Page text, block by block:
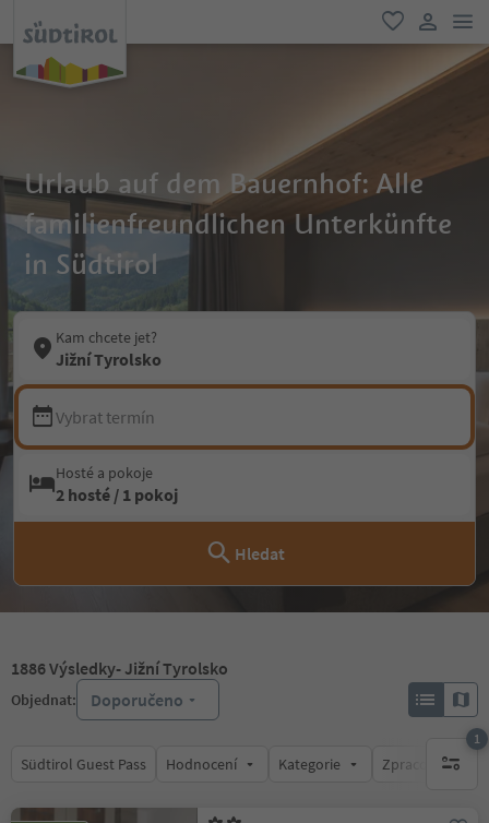
oblíbené
Urlaub auf dem Bauernhof: Alle
familienfreundlichen Unterkünfte
in Südtirol
Kam chcete jet?
Jižní Tyrolsko
Vybrat termín
Hosté a pokoje
2 hosté / 1 pokoj
Hledat
1886Výsledky- Jižní Tyrolsko
Objednat: Doporučeno
Südtirol Guest Pass Hodnocení Kategorie Zpracovává
1
1